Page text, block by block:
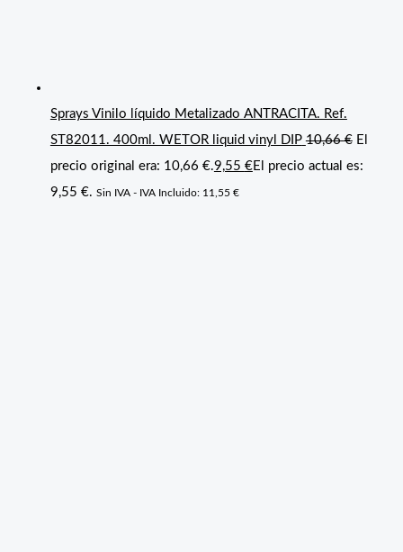
Sprays Vinilo líquido Metalizado ANTRACITA. Ref.
ST82011. 400ml. WETOR liquid vinyl DIP 10,66€ El
precio original era: 10,66 €.9,55 €El precio actual es:
9,55 €. Sin IVA - IVA Incluido: 11,55 €